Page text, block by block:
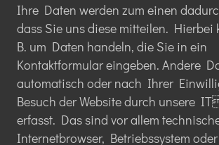
Ihre Daten werden zum einen
dass Sie uns diese mitteilen. Hierbei
B. um Daten handeln, die Sie in ein
Kontaktformular eingeben. Andere
automatisch oder nach Ihrer
Besuch der Website durch unsere
erfasst. Das sind vor allem
Internetbrowser, Betriebssystem